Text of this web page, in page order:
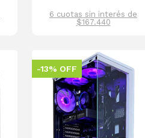
6 cuotas sin interés de
$167.440
-13% OFF